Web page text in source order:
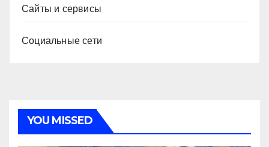
Сайты и сервисы
Социальные сети
YOU MISSED